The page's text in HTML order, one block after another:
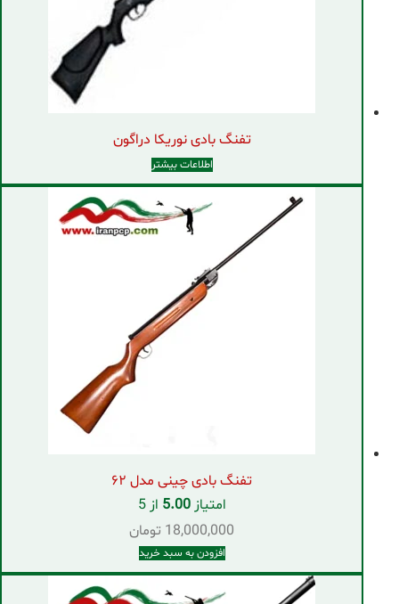
تفنگ بادی نوریکا دراگون
اطلاعات بیشتر
تفنگ بادی چینی مدل ۶۲
امتیاز5.00 از 5
18,000,000 تومان
افزودن به سبد خرید